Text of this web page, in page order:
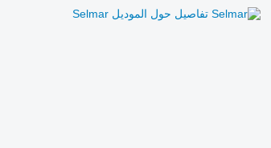
تفاصيل حول الموديل Selmar